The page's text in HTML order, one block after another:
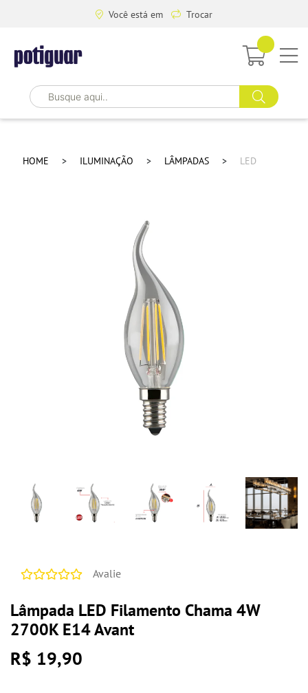
Você está em Trocar
HOME ILUMINAÇÃO LÂMPADAS LED
Avalie
Lâmpada LED Filamento Chama 4W
2700K E14 Avant
R$ 19,90